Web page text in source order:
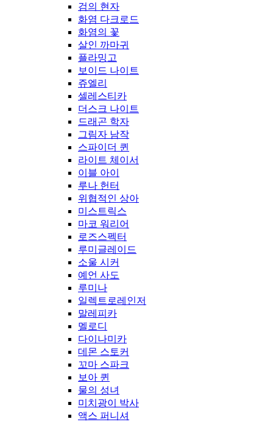
검의 현자
화염 다크로드
화염의 꽃
살인 까마귀
플라밍고
보이드 나이트
쥬엘리
셀레스티카
더스크 나이트
드래곤 학자
그림자 남작
스파이더 퀸
라이트 체이서
이블 아이
루나 헌터
위협적인 상아
미스트릭스
마코 워리어
로즈스펙터
루미글레이드
소울 시커
예언 사도
루미나
일렉트로레인저
말레피카
멜로디
다이나미카
데몬 스토커
꼬마 스파크
보아 퀸
물의 성녀
미치광이 박사
액스 퍼니셔